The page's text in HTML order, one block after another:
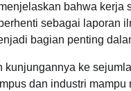
bahwa
sebagai laporan
bagian penting
ke
dan industri